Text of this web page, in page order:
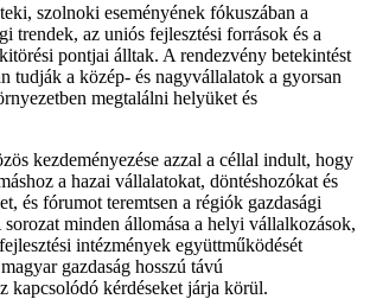
szolnoki eseményének fókuszában a
trendek, az uniós fejlesztési források és a
pontjai álltak. A rendezvény betekintést
tudják a közép- és nagyvállalatok a gyorsan
megtalálni helyüket és
kezdeményezése azzal a céllal indult, hogy
a hazai vállalatokat, döntéshozókat és
és fórumot teremtsen a régiók gazdasági
sorozat minden állomása a helyi vállalkozások,
intézmények együttműködését
gazdaság hosszú távú
kapcsolódó kérdéseket járja körül.